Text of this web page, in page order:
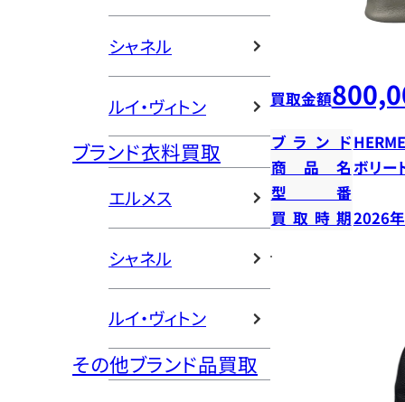
シャネル
ルイ・ヴィトン
ブランド衣料買取
エルメス
シャネル
ルイ・ヴィトン
その他ブランド品買取
買取金額
ブランド
商品名ボリー
型番
買取時期2026